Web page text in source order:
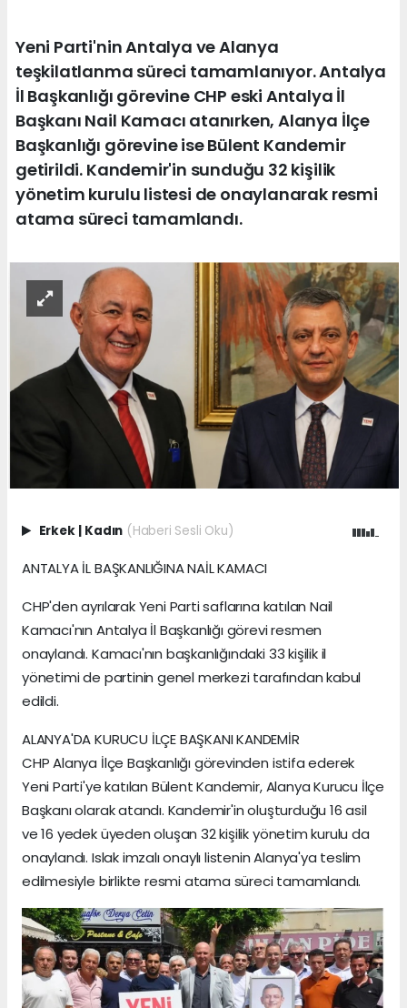
Yeni Parti'nin Antalya ve Alanya
teşkilatlanma süreci tamamlanıyor. Antalya
İl Başkanlığı görevine CHP eski Antalya İl
Başkanı Nail Kamacı atanırken, Alanya İlçe
Başkanlığı görevine ise Bülent Kandemir
getirildi. Kandemir'in sunduğu 32 kişilik
yönetim kurulu listesi de onaylanarak resmi
atama süreci tamamlandı.
Erkek | Kadın (Haberi Sesli Oku)
ANTALYA İL BAŞKANLIĞINA NAİL KAMACI
CHP'den ayrılarak Yeni Parti saflarına katılan Nail
Kamacı'nın Antalya İl Başkanlığı görevi resmen
onaylandı. Kamacı'nın başkanlığındaki 33 kişilik il
yönetimi de partinin genel merkezi tarafından kabul
edildi.
ALANYA'DA KURUCU İLÇE BAŞKANI KANDEMİR
CHP Alanya İlçe Başkanlığı görevinden istifa ederek
Yeni Parti'ye katılan Bülent Kandemir, Alanya Kurucu İlçe
Başkanı olarak atandı. Kandemir'in oluşturduğu 16 asil
ve 16 yedek üyeden oluşan 32 kişilik yönetim kurulu da
onaylandı. Islak imzalı onaylı listenin Alanya'ya teslim
edilmesiyle birlikte resmi atama süreci tamamlandı.